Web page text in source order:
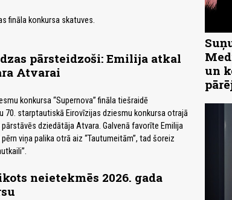
fināla konkursa skatuves.
pārsteidzoši: Emilija atkal
Atvarai
konkursa “Supernova” fināla tiešraidē
70. starptautiskā Eirovīzijas dziesmu konkursa otrajā
dziedātāja Atvara. Galvenā favorīte Emilija
viņa palika otrā aiz “Tautumeitām”, tad šoreiz
neietekmēs 2026. gada
un